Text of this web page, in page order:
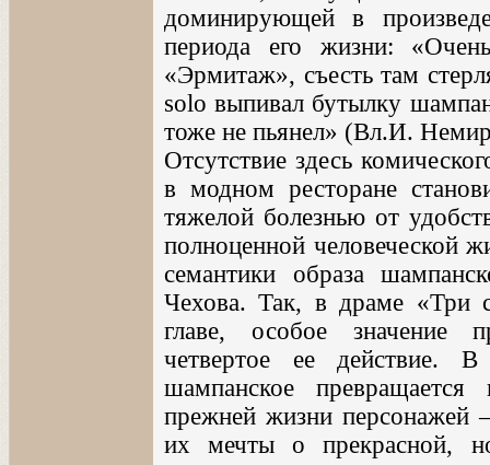
доминирующей в
периода его жизни:
«Эрмитаж», съесть там
solo выпивал бутылку
тоже не пьянел» (Вл.И.
Отсутствие здесь
в модном ресторане
тяжелой болезнью от
полноценной человеческой
семантики образа
Чехова. Так, в драме «Три
главе, особое значение
четвертое ее действие.
шампанское
прежней жизни персонажей
их мечты о прекрасной,